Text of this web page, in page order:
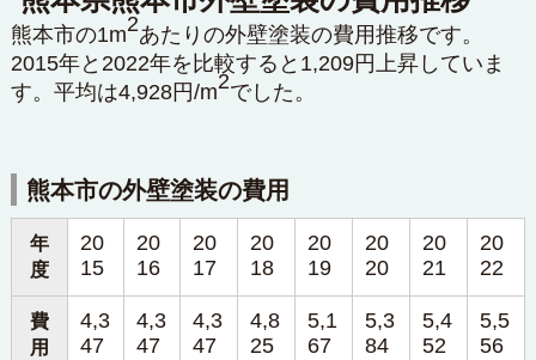
熊本市の1m2あたりの外壁塗装の費用推移です。
2015年と2022年を比較すると1,209円上昇していま
す。平均は4,928円/m2でした。
熊本市の外壁塗装の費用
年
度
20
15
20
16
20
17
20
18
20
19
20
20
20
21
20
22
費
用
4,3
47
4,3
47
4,3
47
4,8
25
5,1
67
5,3
84
5,4
52
5,5
56